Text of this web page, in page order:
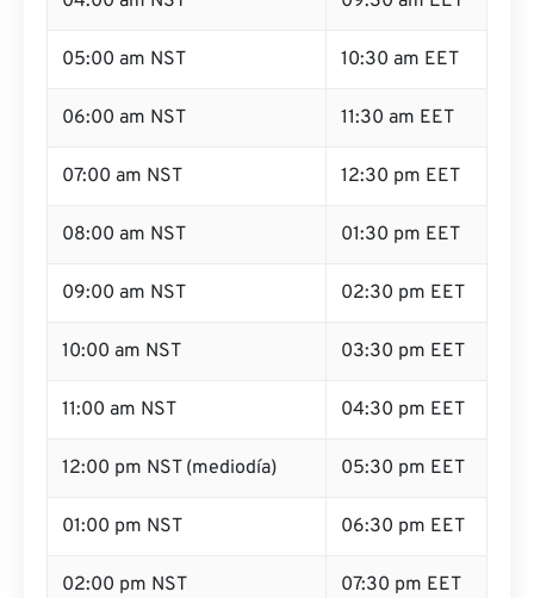
05:00 am NST 10:30 am EET
06:00 am NST 11:30 am EET
07:00 am NST 12:30 pm EET
08:00 am NST 01:30 pm EET
09:00 am NST 02:30 pm EET
10:00 am NST 03:30 pm EET
11:00 am NST 04:30 pm EET
12:00 pm NST (mediodía) 05:30 pm EET
01:00 pm NST 06:30 pm EET
02:00 pm NST 07:30 pm EET